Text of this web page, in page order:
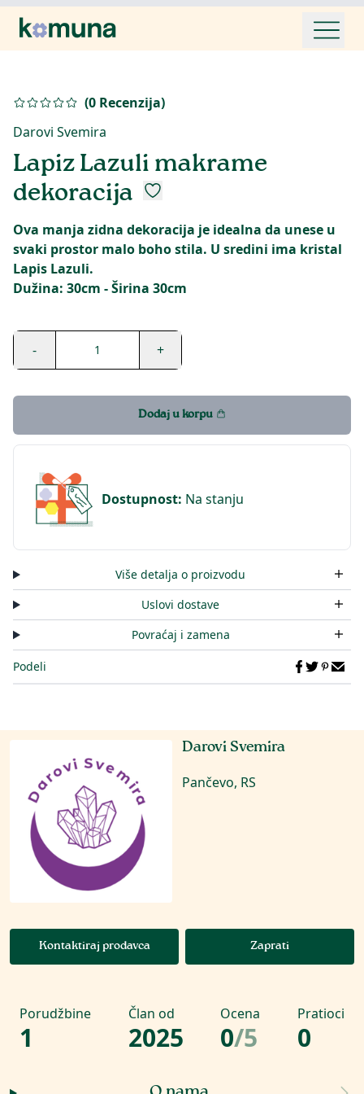
(0 Recenzija)
Darovi Svemira
Lapiz Lazuli makrame
dekoracija
Ova manja zidna dekoracija je idealna da unese u
svaki prostor malo boho stila. U sredini ima kristal
Lapis Lazuli.
Dužina: 30cm - Širina 30cm
- 1 +
Dodaj u korpu
Dostupnost: Na stanju
Više detalja o proizvodu
Uslovi dostave
Povraćaj i zamena
Podeli
Darovi Svemira
Pančevo, RS
Kontaktiraj prodavca Zaprati
Porudžbine
1
Član od
2025
Ocena
0/5
Pratioci
0